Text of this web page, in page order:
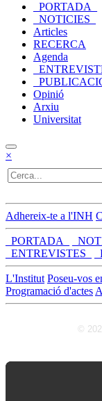
_PORTADA_
_NOTICIES_
Articles
RECERCA
Agenda
Opinió
Arxiu
Universitat
×
Adhereix-te a l'INH
_PORTADA_
_ENTREVISTES_
L'Institut Poseu-vos
Programació d'actes
©